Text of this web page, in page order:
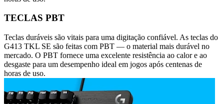
TECLAS PBT
Teclas duráveis são vitais para uma digitação confiável. As teclas do
G413 TKL SE são feitas com PBT — o material mais durável no
mercado. O PBT fornece uma excelente resistência ao calor e ao
desgaste para um desempenho ideal em jogos após centenas de
horas de uso.